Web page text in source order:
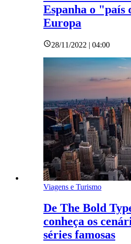
Espanha o "país
Europa
28/11/2022 | 04:00
Viagens e Turismo
De The Bold
conheça os
séries famosas